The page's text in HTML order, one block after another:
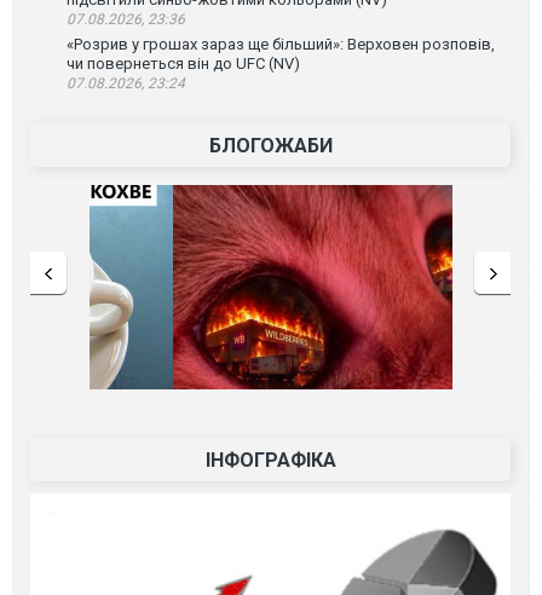
07.08.2026, 23:36
«Розрив у грошах зараз ще більший»: Верховен розповів,
чи повернеться він до UFC (NV)
07.08.2026, 23:24
БЛОГОЖАБИ
ІНФОГРАФІКА